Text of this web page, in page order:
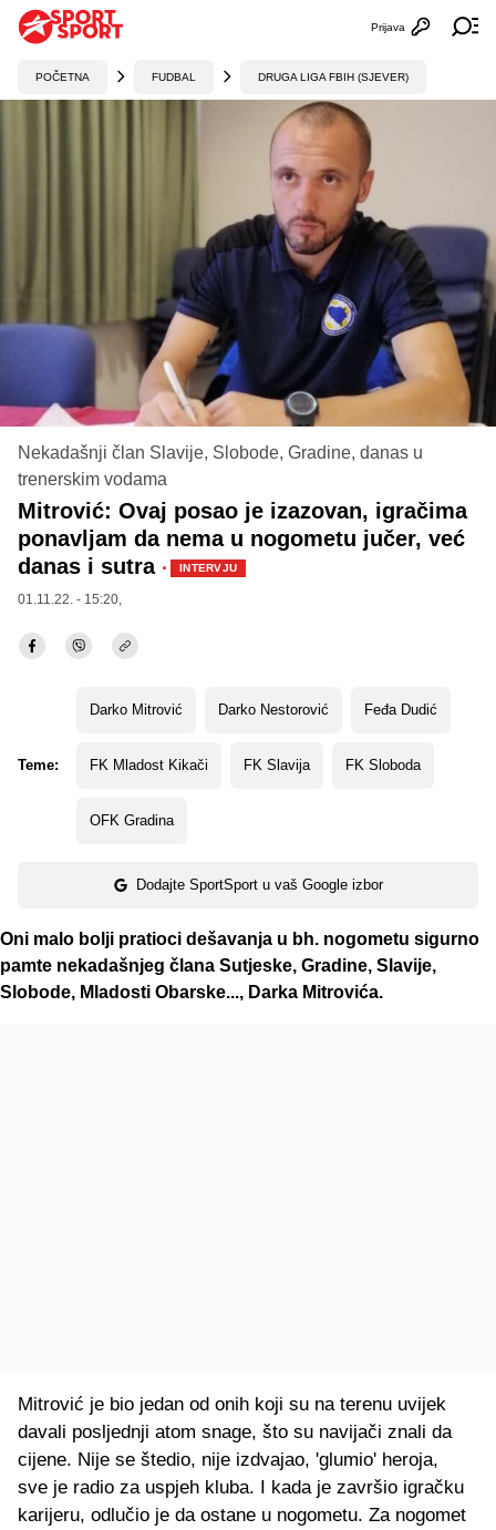
Otvori
Prijava
POČETNA FUDBAL DRUGA LIGA FBIH (SJEVER)
Nekadašnji član Slavije, Slobode, Gradine, danas u
trenerskim vodama
Mitrović: Ovaj posao je izazovan, igračima
ponavljam da nema u nogometu jučer, već
danas i sutra · INTERVJU
01.11.22. - 15:20,
Teme:
Darko Mitrović Darko Nestorović Feđa Dudić
FK Mladost Kikači FK Slavija FK Sloboda
OFK Gradina
Dodajte SportSport u vaš Google izbor
Oni malo bolji pratioci dešavanja u bh. nogometu sigurno
pamte nekadašnjeg člana Sutjeske, Gradine, Slavije,
Slobode, Mladosti Obarske..., Darka Mitrovića.
Mitrović je bio jedan od onih koji su na terenu uvijek
davali posljednji atom snage, što su navijači znali da
cijene. Nije se štedio, nije izdvajao, 'glumio' heroja,
sve je radio za uspjeh kluba. I kada je završio igračku
karijeru, odlučio je da ostane u nogometu. Za nogomet